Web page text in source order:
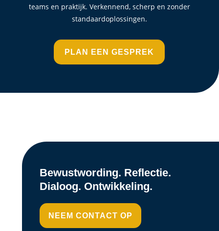
teams en praktijk. Verkennend, scherp en zonder
standaardoplossingen.
PLAN EEN GESPREK
Bewustwording. Reflectie.
Dialoog. Ontwikkeling.
NEEM CONTACT OP